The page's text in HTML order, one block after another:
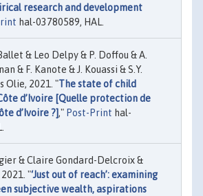
research and development
hal-03780589, HAL.
& Leo Delpy & P. Doffou & A.
& F. Kanote & J. Kouassi & S.Y.
Olie, 2021. "The state of child
d’Ivoire [Quelle protection de
d’Ivoire ?]," Post-Print hal-
& Claire Gondard-Delcroix &
"‘Just out of reach’: examining
subjective wealth, aspirations